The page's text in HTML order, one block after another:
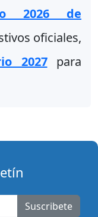
2026 de
oficiales,
2027para
Suscribete